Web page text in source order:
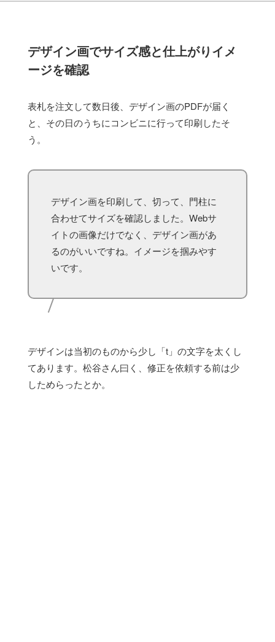
デザイン画でサイズ感と仕上がりイメ
ージを確認
表札を注文して数日後、デザイン画のPDFが届く
と、その日のうちにコンビニに行って印刷したそ
う。
デザイン画を印刷して、切って、門柱に
合わせてサイズを確認しました。Webサ
イトの画像だけでなく、デザイン画があ
るのがいいですね。イメージを掴みやす
いです。
デザインは当初のものから少し「t」の文字を太くし
てあります。松谷さん曰く、修正を依頼する前は少
しためらったとか。